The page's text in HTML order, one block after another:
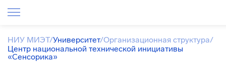
НИУ МИЭТ/Университет/Организационная структура/
Центр национальной технической инициативы
«Сенсорика»